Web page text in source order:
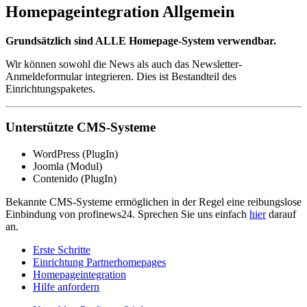
Homepageintegration Allgemein
Grundsätzlich sind ALLE Homepage-System verwendbar.
Wir können sowohl die News als auch das Newsletter-
Anmeldeformular integrieren. Dies ist Bestandteil des
Einrichtungspaketes.
Unterstützte CMS-Systeme
WordPress (PlugIn)
Joomla (Modul)
Contenido (PlugIn)
Bekannte CMS-Systeme ermöglichen in der Regel eine reibungslose
Einbindung von profinews24. Sprechen Sie uns einfach hierdarauf
an.
Erste Schritte
Einrichtung Partnerhomepages
Homepageintegration
Hilfe anfordern